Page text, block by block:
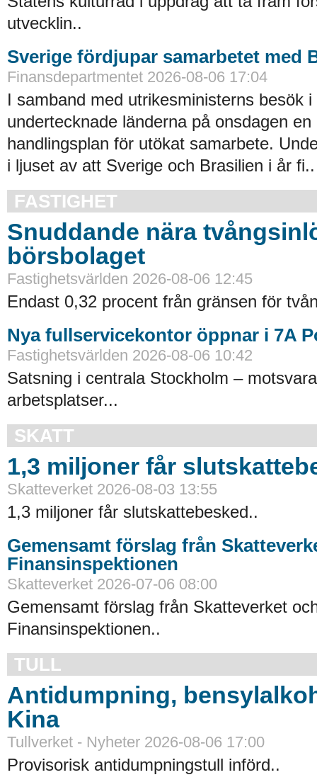
utvecklin..
Sverige fördjupar samarbetet med
Finansdepartmentet 2026-08-06 17:04
I samband med utrikesministerns besök i
undertecknade länderna på onsdagen en
handlingsplan för utökat samarbete.
i ljuset av att Sverige och Brasilien i år fi..
FASTIGHET
Snuddande nära
börsbolaget
Fastighetsvärlden 2026-08-06 12:45
Endast 0,32 procent från gränsen för
Nya fullservicekontor öppnar i 7A
Fastighetsvärlden 2026-08-06 10:42
Satsning i centrala Stockholm –
arbetsplatser...
SKATT
1,3 miljoner får
Skatteverket 2026-08-03 13:55
1,3 miljoner får slutskattebesked..
Gemensamt förslag från
Finansinspektionen
Skatteverket 2026-07-06 08:00
Gemensamt förslag från Skatteverket
Finansinspektionen..
TULL
Antidumpning,
Kina
Tullverket - Nyheter 2026-08-06 17:00
Provisorisk antidumpningstull införd..